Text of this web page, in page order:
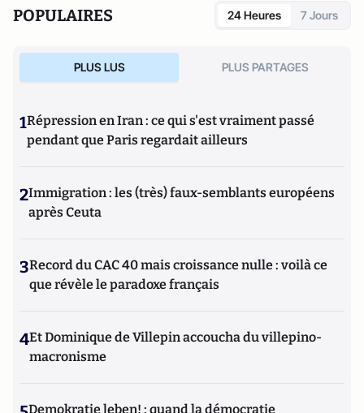
POPULAIRES 24 Heures 7 Jours
PLUS LUS PLUS PARTAGES
1Répression en Iran : ce qui s'est vraiment passé
pendant que Paris regardait ailleurs
2Immigration : les (très) faux-semblants européens
après Ceuta
3Record du CAC 40 mais croissance nulle : voilà ce
que révèle le paradoxe français
4Et Dominique de Villepin accoucha du villepino-
macronisme
Demokratie leben! : quand la démocratie